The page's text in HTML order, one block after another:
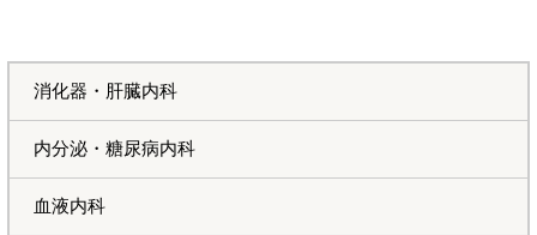
消化器・肝臓内科
内分泌・糖尿病内科
血液内科